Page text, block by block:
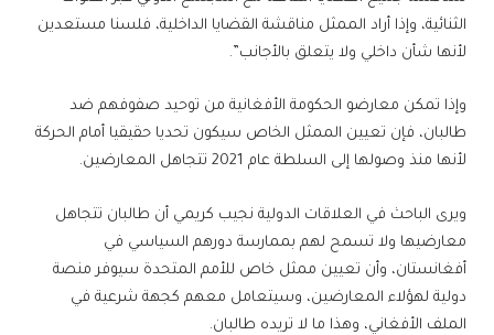
الثنائية، وإذا أراد الممثل مناقشة القضايا الداخلية، فلسنا مستعدين
لأنها شأن داخلي ولا يتعلق بالأجانب”.
وإذا تمكن معارضو الحكومة الأفغانية من توحيد صفوفهم ضد
طالبان، فإن تعيين الممثل الخاص سيكون تحديا حقيقيا أمام الحركة
لأنها منذ وصولها إلى السلطة عام 2021 تتجاهل المعارضين.
ويرى الباحث في العلاقات الدولية نجيب كريمي أن طالبان تتجاهل
معارضيها ولا تسمح لهم بممارسة دورهم السياسي في
أفغانستان، وأن تعيين ممثل خاص للأمم المتحدة سيوفر منصة
دولية لهؤلاء المعارضين، وسيتعامل معهم كجهة شرعية في
الملف الأفغاني، وهذا ما لا تريده طالبان.